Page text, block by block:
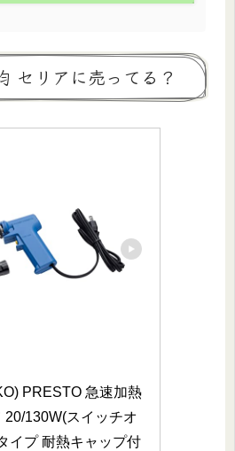
セリアに売ってる？
PRESTO 急速加熱
20/130W(スイッチオ
イプ 耐熱キャップ付